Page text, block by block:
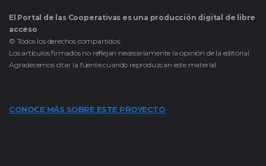
El Portal de las Cooperativas es una producción digital de libre
acceso
© Todos los derechos compartidos.
Los artículos firmados no reflejan necesariamente la opinión de la editorial.
Agradecemos citar la fuente cuando reproduzcan este material.
CONOCE MÁS SOBRE ESTE PROYECTO